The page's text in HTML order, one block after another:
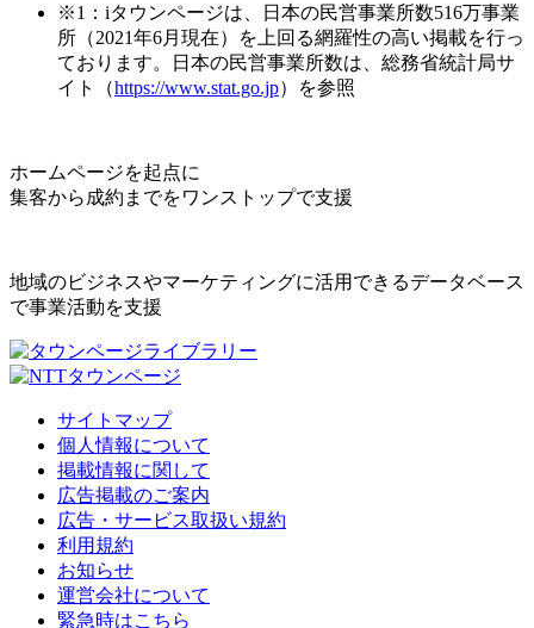
※1：iタウンページは、日本の民営事業所数516万事業
所（2021年6月現在）を上回る網羅性の高い掲載を行っ
ております。日本の民営事業所数は、総務省統計局サ
イト（https://www.stat.go.jp）を参照
ホームページを起点に
集客から成約までをワンストップで支援
地域のビジネスやマーケティングに活用できるデータベース
で事業活動を支援
サイトマップ
個人情報について
掲載情報に関して
広告掲載のご案内
広告・サービス取扱い規約
利用規約
お知らせ
運営会社について
緊急時はこちら